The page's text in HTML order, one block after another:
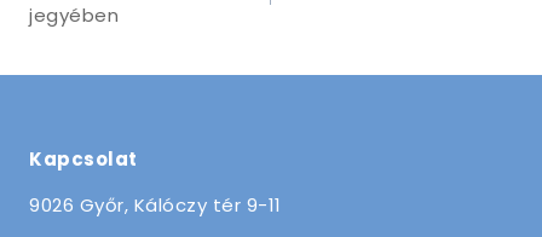
jegyében
Kapcsolat
9026 Győr, Kálóczy tér 9-11